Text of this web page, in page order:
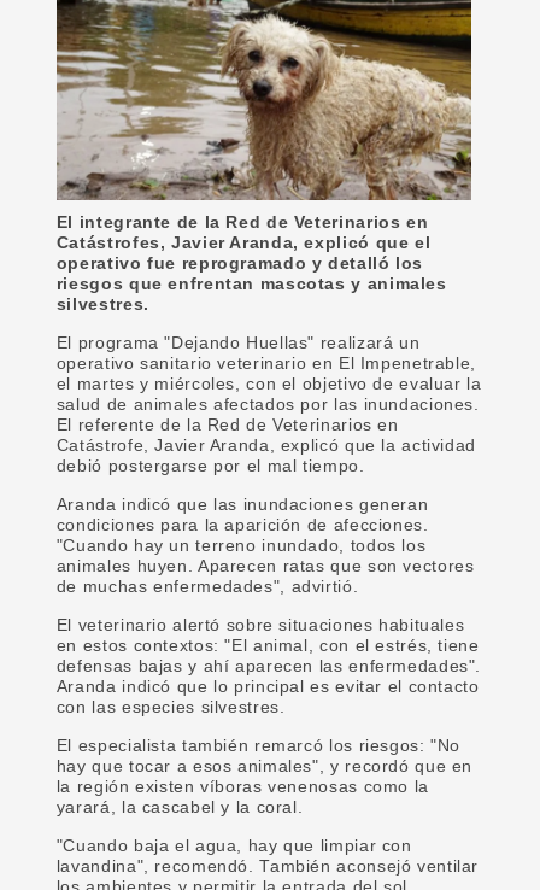
El integrante de la Red de Veterinarios en
Catástrofes, Javier Aranda, explicó que el
operativo fue reprogramado y detalló los
riesgos que enfrentan mascotas y animales
silvestres.
El programa "Dejando Huellas" realizará un
operativo sanitario veterinario en El Impenetrable,
el martes y miércoles, con el objetivo de evaluar la
salud de animales afectados por las inundaciones.
El referente de la Red de Veterinarios en
Catástrofe, Javier Aranda, explicó que la actividad
debió postergarse por el mal tiempo.
Aranda indicó que las inundaciones generan
condiciones para la aparición de afecciones.
"Cuando hay un terreno inundado, todos los
animales huyen. Aparecen ratas que son vectores
de muchas enfermedades", advirtió.
El veterinario alertó sobre situaciones habituales
en estos contextos: "El animal, con el estrés, tiene
defensas bajas y ahí aparecen las enfermedades".
Aranda indicó que lo principal es evitar el contacto
con las especies silvestres.
El especialista también remarcó los riesgos: "No
hay que tocar a esos animales", y recordó que en
la región existen víboras venenosas como la
yarará, la cascabel y la coral.
"Cuando baja el agua, hay que limpiar con
lavandina", recomendó. También aconsejó ventilar